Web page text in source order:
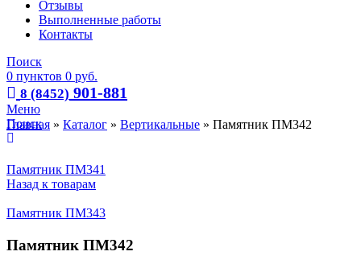
Отзывы
Выполненные работы
Контакты
Поиск
0 пунктов 0 руб.
8 (8452) 901-881
Меню
Поиск
Главная » Каталог » Вертикальные » Памятник ПМ342
Памятник ПМ341
Назад к товарам
Памятник ПМ343
Памятник ПМ342